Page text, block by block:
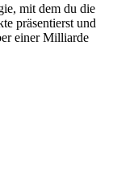
mit dem du die
präsentierst und
einer Milliarde